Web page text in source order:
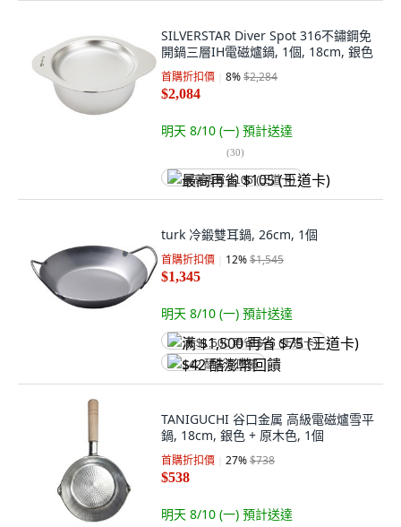
SILVERSTAR Diver Spot 316不鏽鋼免
開鍋三層IH電磁爐鍋, 1個, 18cm, 銀色
首購折扣價 8%$2,284
$2,084
明天 8/10 (一) 預計送達
(30)
最高再省 $105 (王道卡)
turk 冷鍛雙耳鍋, 26cm, 1個
首購折扣價 12%$1,545
$1,345
明天 8/10 (一) 預計送達
满 $1,500 再省 $75 (王道卡)
$42 酷澎幣回饋
TANIGUCHI 谷口金属 高級電磁爐雪平
鍋, 18cm, 銀色 + 原木色, 1個
首購折扣價 27%$738
$538
明天 8/10 (一) 預計送達